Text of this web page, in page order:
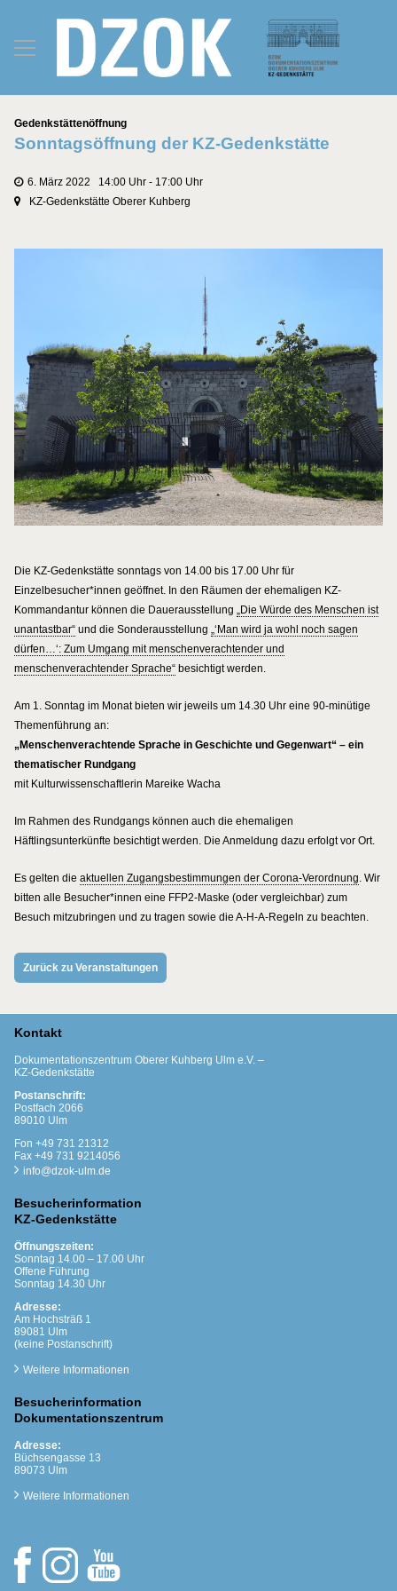
Kategorien
Gedenkstättenöffnung
Sonntagsöffnung der KZ-Gedenkstätte
6. März 2022 14:00 Uhr - 17:00 Uhr
KZ-Gedenkstätte Oberer Kuhberg
Die KZ-Gedenkstätte sonntags von 14.00 bis 17.00 Uhr für
Einzelbesucher*innen geöffnet. In den Räumen der ehemaligen KZ-
Kommandantur können die Dauerausstellung „Die Würde des Menschen ist
unantastbar“und die Sonderausstellung „‘Man wird ja wohl noch sagen
dürfen…‘: Zum Umgang mit menschenverachtender und
menschenverachtender Sprache“besichtigt werden.
Am 1. Sonntag im Monat bieten wir jeweils um 14.30 Uhr eine 90-minütige
Themenführung an:
„Menschenverachtende Sprache in Geschichte und Gegenwart“ – ein
thematischer Rundgang
mit Kulturwissenschaftlerin Mareike Wacha
Im Rahmen des Rundgangs können auch die ehemaligen
Häftlingsunterkünfte besichtigt werden. Die Anmeldung dazu erfolgt vor Ort.
Es gelten die aktuellen Zugangsbestimmungen der Corona-Verordnung. Wir
bitten alle Besucher*innen eine FFP2-Maske (oder vergleichbar) zum
Besuch mitzubringen und zu tragen sowie die A-H-A-Regeln zu beachten.
Zurück zu Veranstaltungen
Kontakt
Dokumentationszentrum Oberer Kuhberg Ulm e.V. –
KZ-Gedenkstätte
Postanschrift:
Postfach 2066
89010 Ulm
Fon +49 731 21312
Fax +49 731 9214056
info@dzok-ulm.de
Besucherinformation
KZ-Gedenkstätte
Öffnungszeiten:
Sonntag 14.00 – 17.00 Uhr
Offene Führung
Sonntag 14.30 Uhr
Adresse:
Am Hochsträß 1
89081 Ulm
(keine Postanschrift)
Weitere Informationen
Besucherinformation
Dokumentationszentrum
Adresse:
Büchsengasse 13
89073 Ulm
Weitere Informationen